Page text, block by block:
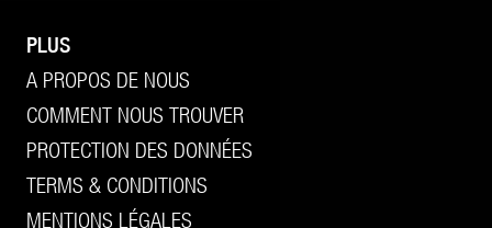
PLUS
A PROPOS DE NOUS
COMMENT NOUS TROUVER
PROTECTION DES DONNÉES
TERMS & CONDITIONS
MENTIONS LÉGALES